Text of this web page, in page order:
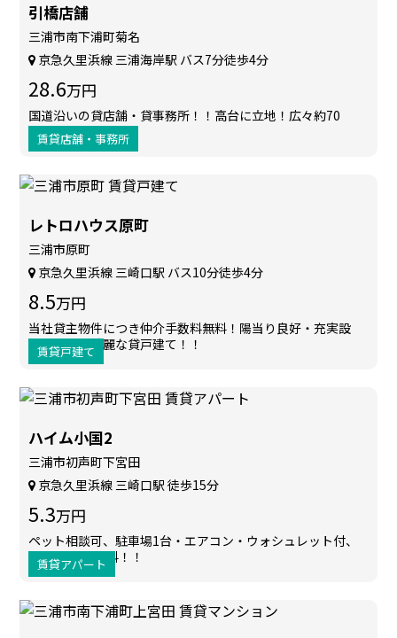
賃貸店舗・事務所
引橋店舗
三浦市南下浦町菊名
京急久里浜線 三浦海岸駅 バス7分徒歩4分
28.6万円
国道沿いの貸店舗・貸事務所！！高台に立地！広々約70
坪！！
賃貸戸建て
レトロハウス原町
三浦市原町
京急久里浜線 三崎口駅 バス10分徒歩4分
8.5万円
当社貸主物件につき仲介手数料無料！陽当り良好・充実設
備・明るく綺麗な貸戸建て！！
賃貸アパート
ハイム小国2
三浦市初声町下宮田
京急久里浜線 三崎口駅 徒歩15分
5.3万円
ペット相談可、駐車場1台・エアコン・ウォシュレット付、
BS・ネット無料！！